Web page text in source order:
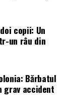
copii: Un
un râu din
Bărbatul
grav accident